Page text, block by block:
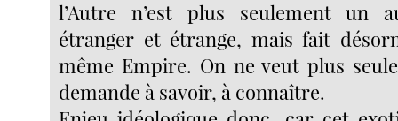
l’Autre n’est plus seulement un
étranger et étrange, mais fait
même Empire. On ne veut plus
demande à savoir, à connaître.